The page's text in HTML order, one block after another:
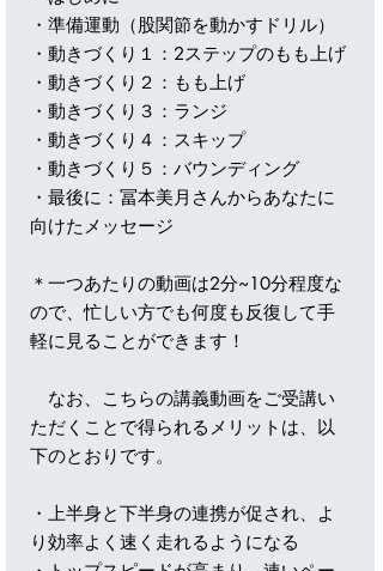
・準備運動（股関節を動かすドリル）
・動きづくり１：2ステップのもも上げ
・動きづくり２：もも上げ
・動きづくり３：ランジ
・動きづくり４：スキップ
・動きづくり５：バウンディング
・最後に：冨本美月さんからあなたに
向けたメッセージ
＊一つあたりの動画は2分~10分程度な
ので、忙しい方でも何度も反復して手
軽に見ることができます！
なお、こちらの講義動画をご受講い
ただくことで得られるメリットは、以
下のとおりです。
・上半身と下半身の連携が促され、よ
り効率よく速く走れるようになる